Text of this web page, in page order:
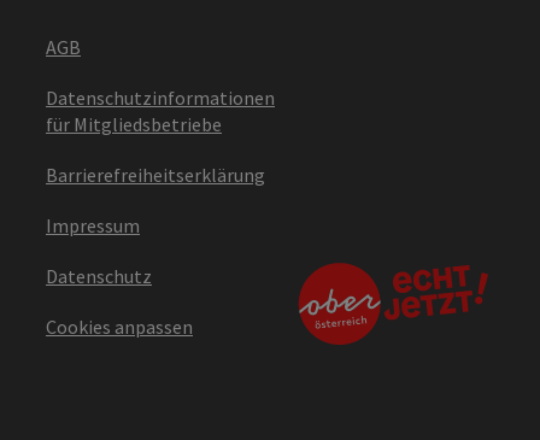
AGB
Datenschutzinformationen
für Mitgliedsbetriebe
Barrierefreiheitserklärung
Impressum
Datenschutz
Cookies anpassen